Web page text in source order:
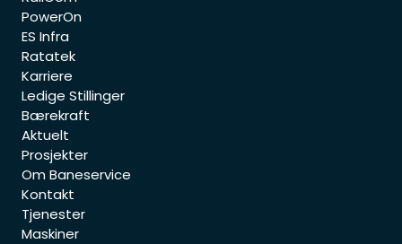
PowerOn
ES Infra
Ratatek
Karriere
Ledige Stillinger
Bærekraft
Aktuelt
Prosjekter
Om Baneservice
Kontakt
Tjenester
Maskiner